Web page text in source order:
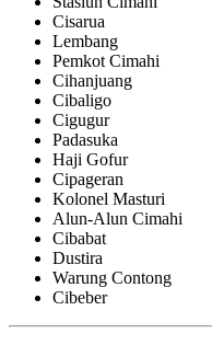
Cisarua
Lembang
Pemkot Cimahi
Cihanjuang
Cibaligo
Cigugur
Padasuka
Haji Gofur
Cipageran
Kolonel Masturi
Alun-Alun Cimahi
Cibabat
Dustira
Warung Contong
Cibeber